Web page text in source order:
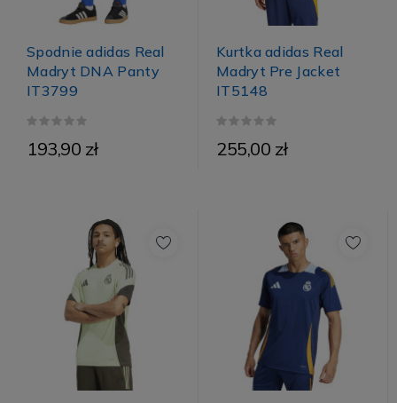
Spodnie adidas Real
Madryt DNA Panty
IT3799
193,90 zł
Kurtka adidas Real
Madryt Pre Jacket
IT5148
255,00 zł